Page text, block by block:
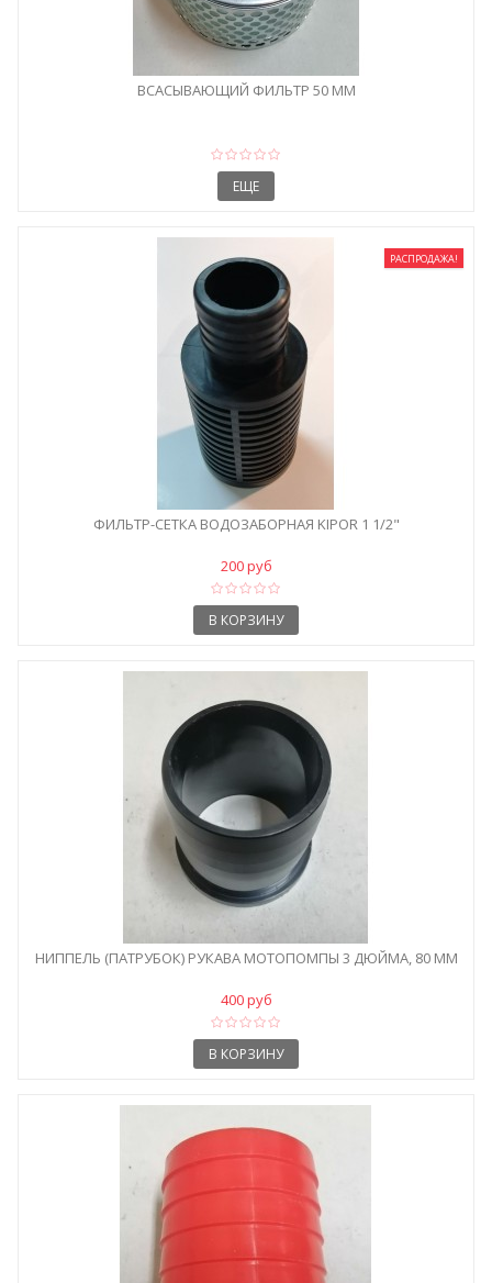
ВСАСЫВАЮЩИЙ ФИЛЬТР 50 ММ
ЕЩЕ
РАСПРОДАЖА!
ФИЛЬТР-СЕТКА ВОДОЗАБОРНАЯ KIPOR 1 1/2"
200 руб
В КОРЗИНУ
НИППЕЛЬ (ПАТРУБОК) РУКАВА МОТОПОМПЫ 3 ДЮЙМА, 80 ММ
400 руб
В КОРЗИНУ